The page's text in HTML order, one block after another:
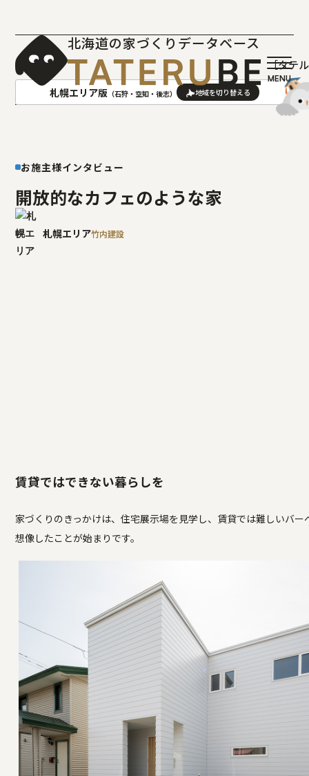
北海道の家づくりデータベース
［タテ
札幌エリア版 （石狩・空知・後志）
札幌(石狩･空知･後志)版
函館(渡島･檜山)版
帯広(十勝)版
北見(オホーツク)版
お施主様インタビュー
開放的なカフェのような家
札幌エリア竹内建設
賃貸ではできない暮らしを
家づくりのきっかけは、住宅展示場を見学し、賃貸では難しいバ
想像したことが始まりです。